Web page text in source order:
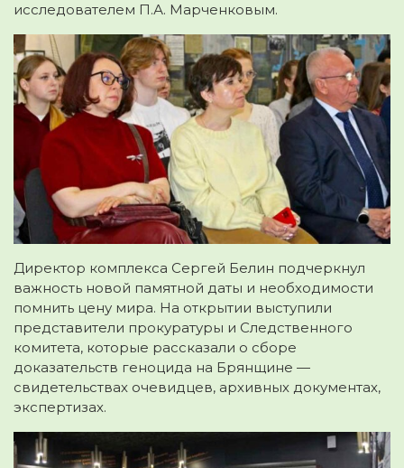
исследователем П.А. Марченковым.
Директор комплекса Сергей Белин подчеркнул
важность новой памятной даты и необходимости
помнить цену мира. На открытии выступили
представители прокуратуры и Следственного
комитета, которые рассказали о сборе
доказательств геноцида на Брянщине —
свидетельствах очевидцев, архивных документах,
экспертизах.